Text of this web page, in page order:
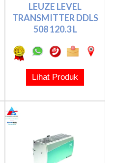
LEUZE LEVEL
TRANSMITTER DDLS
508 120.3 L
Lihat Produk